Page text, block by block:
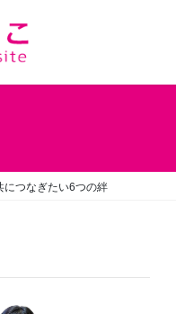
につなぎたい6つの絆